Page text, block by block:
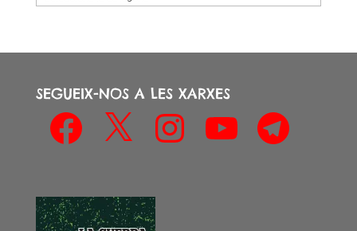
per
SEGUEIX-NOS A LES XARXES
Facebook Instagram Telegram